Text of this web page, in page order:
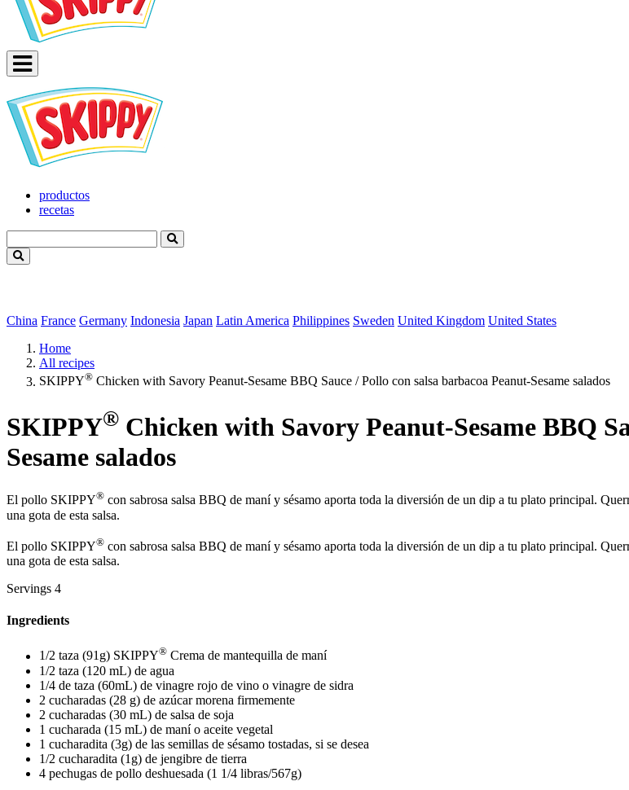
productos
recetas
China France Germany Indonesia Japan Latin America Philippines Sweden United Kingdom United States
Home
All recipes
SKIPPY® Chicken with Savory Peanut-Sesame BBQ Sauce / Pollo con salsa barbacoa Peanut-Sesame salados
SKIPPY® Chicken with Savory Peanut-Sesame BBQ
Sesame salados
El pollo SKIPPY® con sabrosa salsa BBQ de maní y sésamo aporta toda la diversión de un dip a tu plato principal.
una gota de esta salsa.
El pollo SKIPPY® con sabrosa salsa BBQ de maní y sésamo aporta toda la diversión de un dip a tu plato principal.
una gota de esta salsa.
Servings 4
Ingredients
1/2 taza (91g) SKIPPY® Crema de mantequilla de maní
1/2 taza (120 mL) de agua
1/4 de taza (60mL) de vinagre rojo de vino o vinagre de sidra
2 cucharadas (28 g) de azúcar morena firmemente
2 cucharadas (30 mL) de salsa de soja
1 cucharada (15 mL) de maní o aceite vegetal
1 cucharadita (3g) de las semillas de sésamo tostadas, si se desea
1/2 cucharadita (1g) de jengibre de tierra
4 pechugas de pollo deshuesada (1 1/4 libras/567g)